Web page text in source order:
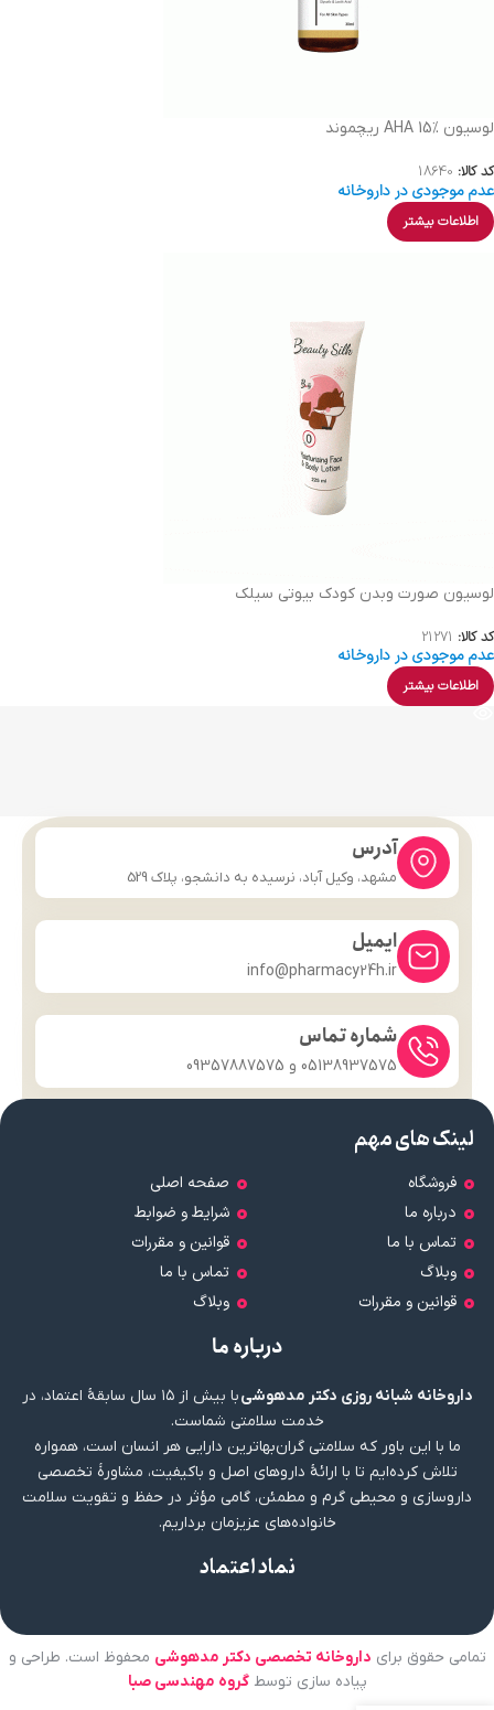
لوسیون AHA 15% ریچموند
کد کالا: 18640
عدم موجودی در داروخانه
اطلاعات بیشتر
لوسیون صورت وبدن کودک بیوتی سیلک
کد کالا: 21271
عدم موجودی در داروخانه
اطلاعات بیشتر
آدرس
مشهد، وکیل آباد، نرسیده به دانشجو، پلاک 529
ایمیل
info@pharmacy24h.ir
شماره تماس
05138937575 و 09357887575
لینک های مهم
فروشگاه
درباره ما
تماس با ما
وبلاگ
قوانین و مقررات
صفحه اصلی
شرایط و ضوابط
قوانین و مقررات
تماس با ما
وبلاگ
درباره ما
داروخانه شبانه روزی دکتر مدهوشی
با بیش از ۱۵ سال سابقهٔ اعتماد، در
خدمت سلامتی شماست.
ما با این باور که سلامتی گران‌بهاترین دارایی هر انسان است، همواره
تلاش کرده‌ایم تا با ارائهٔ داروهای اصل و باکیفیت، مشاورهٔ تخصصی
داروسازی و محیطی گرم و مطمئن، گامی مؤثر در حفظ و تقویت سلامت
خانواده‌های عزیزمان برداریم.
نماد اعتماد
تمامی حقوق برای داروخانه تخصصی دکتر مدهوشی محفوظ است. طراحی و
پیاده سازی توسطگروه مهندسی صبا